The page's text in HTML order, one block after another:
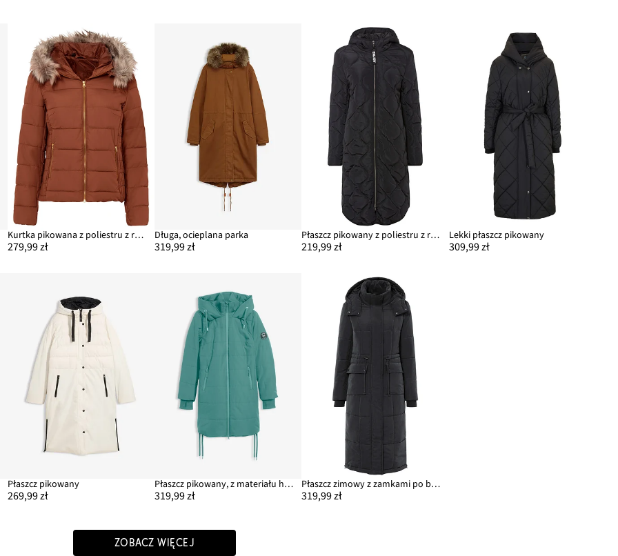
Kurtka pikowana z poliestru z recyklingu
279,99 zł
Długa, ocieplana parka
319,99 zł
Płaszcz pikowany z poliestru z recyklingu
219,99 zł
Lekki płaszcz pikowany
309,99 zł
Płaszcz pikowany
269,99 zł
Płaszcz pikowany, z materiału hydrofobowego
319,99 zł
Płaszcz zimowy z zamkami po bokach
319,99 zł
ZOBACZ WIĘCEJ